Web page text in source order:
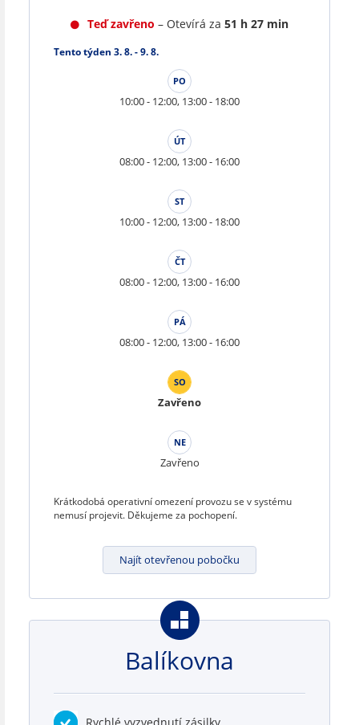
Teď zavřeno – Otevírá za 51 h 27 min
Tento týden 3. 8. - 9. 8.
PO
10:00 - 12:00, 13:00 - 18:00
ÚT
08:00 - 12:00, 13:00 - 16:00
ST
10:00 - 12:00, 13:00 - 18:00
ČT
08:00 - 12:00, 13:00 - 16:00
PÁ
08:00 - 12:00, 13:00 - 16:00
SO
Zavřeno
NE
Zavřeno
Krátkodobá operativní omezení provozu se v systému
nemusí projevit. Děkujeme za pochopení.
Najít otevřenou pobočku
Balíkovna